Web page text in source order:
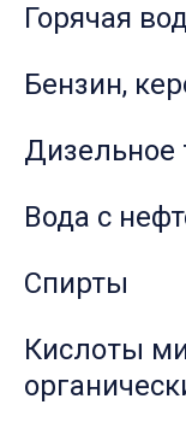
Горячая
Бензин,
Дизельное
Вода с
Спирты
Кислоты